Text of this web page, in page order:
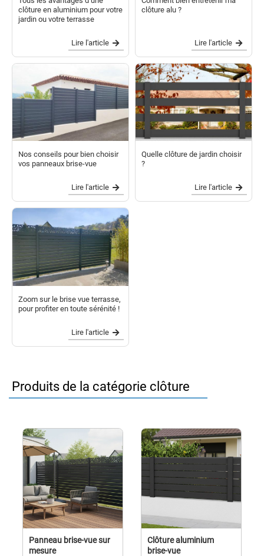
clôture en aluminium pour votre
jardin ou votre terrasse
Lire l'article
clôture alu ?
Lire l'article
Nos conseils pour bien choisir
vos panneaux brise-vue
Lire l'article
Quelle clôture de jardin choisir
?
Lire l'article
Zoom sur le brise vue terrasse,
pour profiter en toute sérénité !
Lire l'article
Produits de la catégorie clôture
Panneau brise-vue sur
mesure
Clôture aluminium
brise-vue